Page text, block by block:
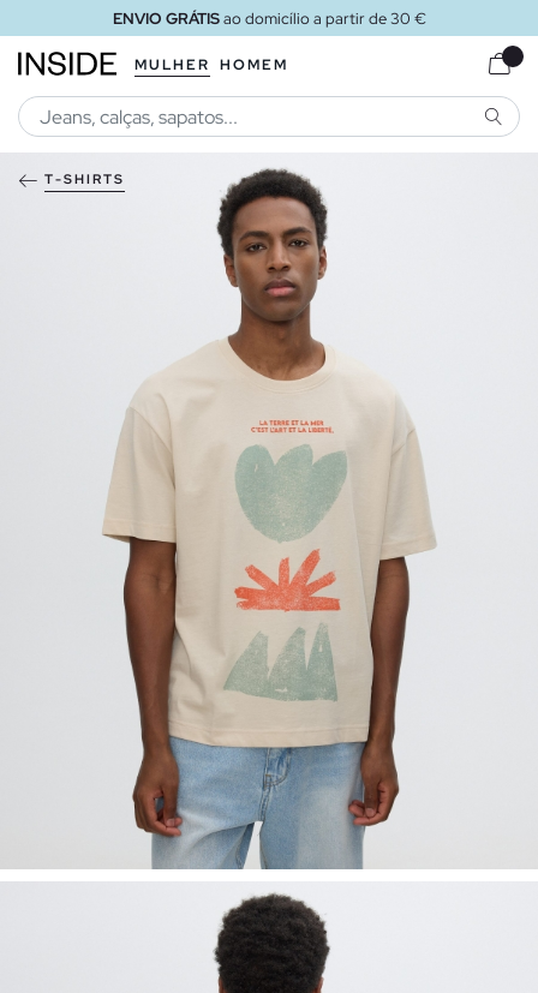
ENVIO GRÁTISao domicílio a partir de 30 €
MULHER HOMEM
T-SHIRTS